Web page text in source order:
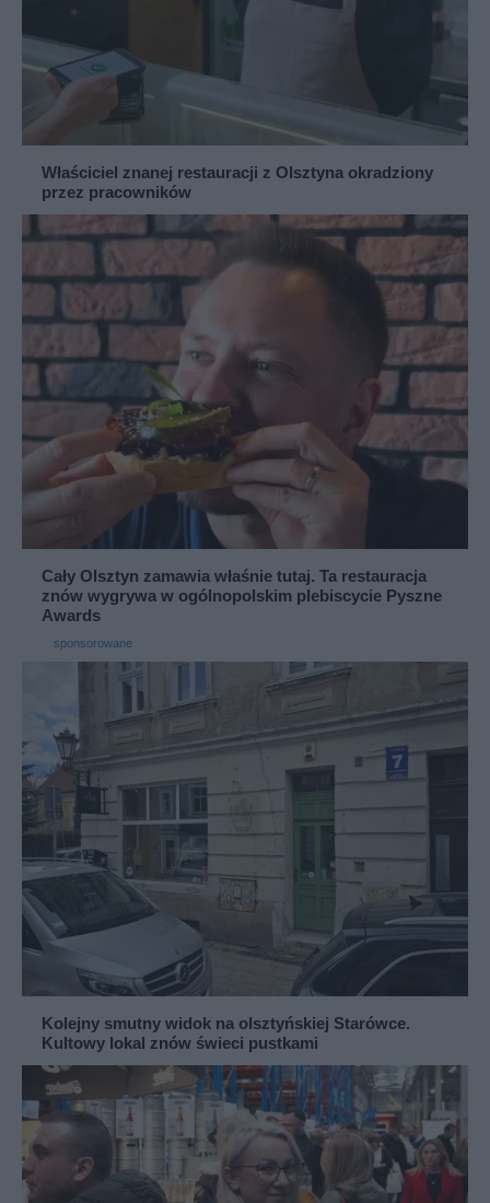
Właściciel znanej restauracji z Olsztyna okradziony
przez pracowników
Cały Olsztyn zamawia właśnie tutaj. Ta restauracja
znów wygrywa w ogólnopolskim plebiscycie Pyszne
Awards
sponsorowane
Kolejny smutny widok na olsztyńskiej Starówce.
Kultowy lokal znów świeci pustkami